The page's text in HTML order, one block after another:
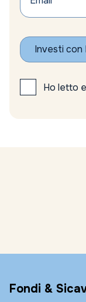
Investi con
Ho letto
Fondi &